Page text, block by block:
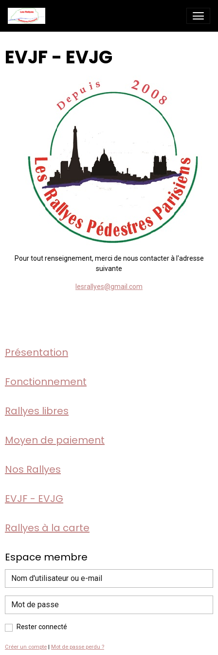
EVJF - EVJG
Pour tout renseignement, merci de nous contacter à l'adresse
suivante
lesrallyes@gmail.com
Présentation
Fonctionnement
Rallyes libres
Moyen de paiement
Nos Rallyes
EVJF - EVJG
Rallyes à la carte
Espace membre
Rester connecté
Créer un compte | Mot de passe perdu ?